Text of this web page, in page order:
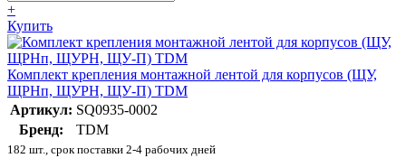
+
Купить
Комплект крепления монтажной лентой для корпусов (ЩУ,
ЩРНп, ЩУРН, ЩУ-П) TDM
Артикул: SQ0935-0002
Бренд:
TDM
182 шт., срок поставки 2-4 рабочих дней